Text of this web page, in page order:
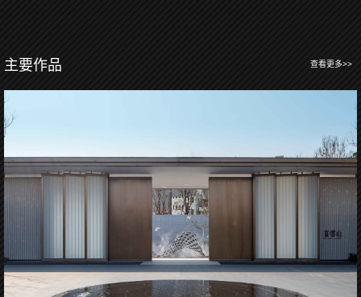
查看更多>>
主要作品